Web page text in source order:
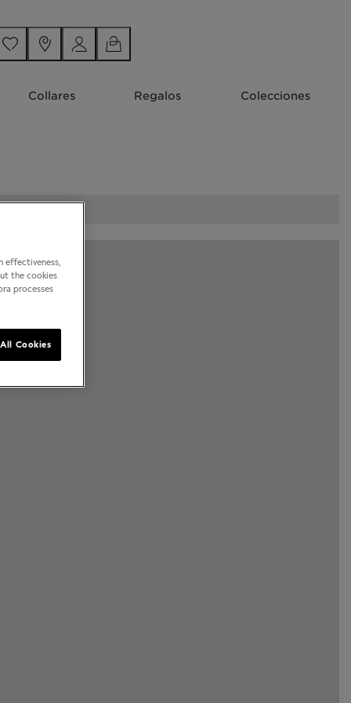
Collares Regalos Colecciones
effectiveness,
the cookies
processes
Cookies